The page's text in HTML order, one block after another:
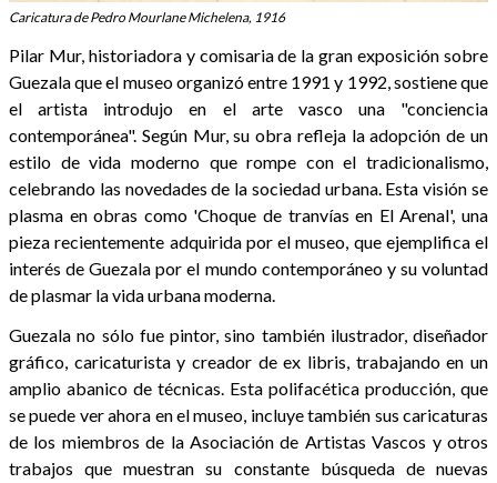
Caricatura de Pedro Mourlane Michelena, 1916
Pilar Mur, historiadora y comisaria de la gran exposición sobre
Guezala que el museo organizó entre 1991 y 1992, sostiene que
el artista introdujo en el arte vasco una "conciencia
contemporánea". Según Mur, su obra refleja la adopción de un
estilo de vida moderno que rompe con el tradicionalismo,
celebrando las novedades de la sociedad urbana. Esta visión se
plasma en obras como 'Choque de tranvías en El Arenal', una
pieza recientemente adquirida por el museo, que ejemplifica el
interés de Guezala por el mundo contemporáneo y su voluntad
de plasmar la vida urbana moderna.
Guezala no sólo fue pintor, sino también ilustrador, diseñador
gráfico, caricaturista y creador de ex libris, trabajando en un
amplio abanico de técnicas. Esta polifacética producción, que
se puede ver ahora en el museo, incluye también sus caricaturas
de los miembros de la Asociación de Artistas Vascos y otros
trabajos que muestran su constante búsqueda de nuevas